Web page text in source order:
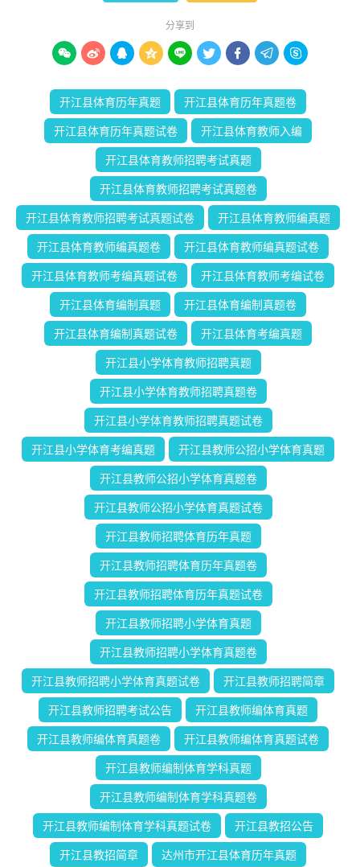
分享到
        
开江县体育历年真题 开江县体育历年真题卷
开江县体育历年真题试卷 开江县体育教师入编
开江县体育教师招聘考试真题
开江县体育教师招聘考试真题卷
开江县体育教师招聘考试真题试卷 开江县体育教师编真题
开江县体育教师编真题卷 开江县体育教师编真题试卷
开江县体育教师考编真题试卷 开江县体育教师考编试卷
开江县体育编制真题 开江县体育编制真题卷
开江县体育编制真题试卷 开江县体育考编真题
开江县小学体育教师招聘真题
开江县小学体育教师招聘真题卷
开江县小学体育教师招聘真题试卷
开江县小学体育考编真题 开江县教师公招小学体育真题
开江县教师公招小学体育真题卷
开江县教师公招小学体育真题试卷
开江县教师招聘体育历年真题
开江县教师招聘体育历年真题卷
开江县教师招聘体育历年真题试卷
开江县教师招聘小学体育真题
开江县教师招聘小学体育真题卷
开江县教师招聘小学体育真题试卷 开江县教师招聘简章
开江县教师招聘考试公告 开江县教师编体育真题
开江县教师编体育真题卷 开江县教师编体育真题试卷
开江县教师编制体育学科真题
开江县教师编制体育学科真题卷
开江县教师编制体育学科真题试卷 开江县教招公告
开江县教招简章 达州市开江县体育历年真题